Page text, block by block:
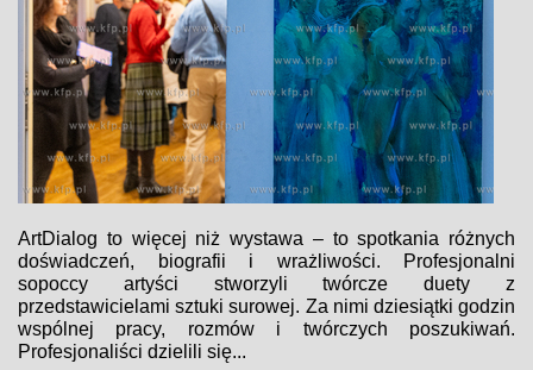
ArtDialog to więcej niż wystawa – to spotkania różnych
doświadczeń, biografii i wrażliwości. Profesjonalni
sopoccy artyści stworzyli twórcze duety z
przedstawicielami sztuki surowej. Za nimi dziesiątki godzin
wspólnej pracy, rozmów i twórczych poszukiwań.
Profesjonaliści dzielili się...